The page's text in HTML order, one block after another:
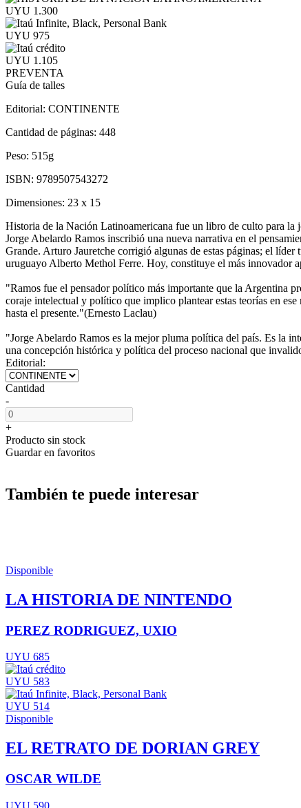
UYU 1.300
UYU 975
UYU 1.105
PREVENTA
Guía de talles
Editorial: CONTINENTE
Cantidad de páginas: 448
Peso: 515g
ISBN: 9789507543272
Dimensiones: 23 x 15
Historia de la Nación Latinoamericana fue un libro de culto para
Jorge Abelardo Ramos inscribió una nueva narrativa en el
Grande. Arturo Jauretche corrigió algunas de estas páginas; el
uruguayo Alberto Methol Ferre. Hoy, constituye el más innovador
"Ramos fue el pensador político más importante que la Argentina
coraje intelectual y político que implico plantear estas teorías en
hasta el presente."(Ernesto Laclau)
"Jorge Abelardo Ramos es la mejor pluma política del país. Es la
una concepción histórica y política del proceso nacional que
Editorial:
Cantidad
-
+
Producto sin stock
Guardar en favoritos
También te puede interesar
Disponible
LA HISTORIA DE NINTENDO
PEREZ RODRIGUEZ, UXIO
UYU 685
UYU 583
UYU 514
Disponible
EL RETRATO DE DORIAN GREY
OSCAR WILDE
UYU 590